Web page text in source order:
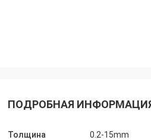
В нашем сотрудничестве сверх за 10
беспроигрышного. Спасибо для ваших
ПОДРОБНАЯ
Толщина 0.2-15mm